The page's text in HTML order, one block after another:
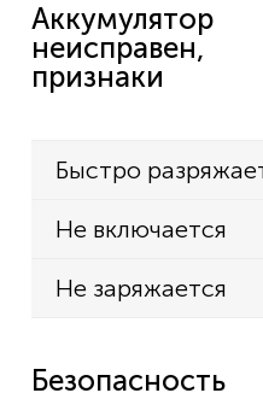
Аккумулятор
неисправен,
признаки
Быстро
Не включается
Не заряжается
Безопасность